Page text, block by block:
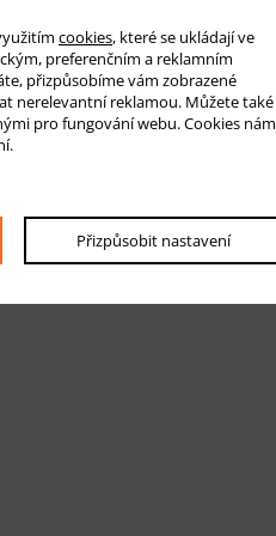
D8 mm
cookies, které se ukládají ve
preferenčním a reklamním
přizpůsobíme vám zobrazené
nerelevantní reklamou. Můžete také
pro fungování webu. Cookies nám
Přizpůsobit nastavení